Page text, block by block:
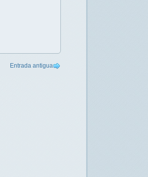
Entrada antigua